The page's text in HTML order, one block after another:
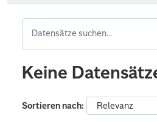
Keine
Sortieren nach